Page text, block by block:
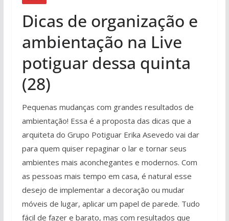
Dicas de organização e
ambientação na Live
potiguar dessa quinta
(28)
Pequenas mudanças com grandes resultados de
ambientação! Essa é a proposta das dicas que a
arquiteta do Grupo Potiguar Erika Asevedo vai dar
para quem quiser repaginar o lar e tornar seus
ambientes mais aconchegantes e modernos. Com
as pessoas mais tempo em casa, é natural esse
desejo de implementar a decoração ou mudar
móveis de lugar, aplicar um papel de parede. Tudo
fácil de fazer e barato, mas com resultados que